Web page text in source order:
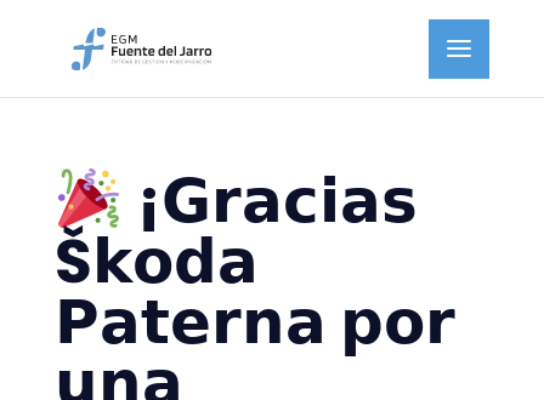
¡𝗚𝗿𝗮𝗰𝗶𝗮𝘀
Š𝗸𝗼𝗱𝗮
𝗣𝗮𝘁𝗲𝗿𝗻𝗮 𝗽𝗼𝗿
𝘂𝗻𝗮